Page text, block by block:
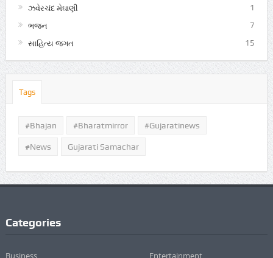
ઝવેરચંદ મેઘાણી 1
ભજન 7
સાહિત્ય જગત 15
Tags
#Bhajan #bharatmirror #gujaratinews
#news Gujarati Samachar
Categories
Business Entertainment